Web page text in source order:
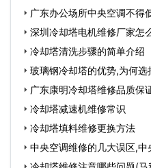
广东办公场所中央空调不
深圳冷却塔电机维修厂家怎
项…冷却塔清洗步骤的简单介绍
玻璃钢冷却塔的优势,为何
广东康明冷却塔维修品质保
冷却塔减速机维修常识
冷却塔填料维修更换方法
中央空调维修的几大误区,